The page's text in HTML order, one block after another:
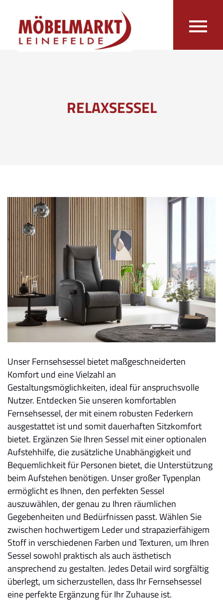
RELAXSESSEL
Unser Fernsehsessel bietet maßgeschneiderten
Komfort und eine Vielzahl an
Gestaltungsmöglichkeiten, ideal für anspruchsvolle
Nutzer. Entdecken Sie unseren komfortablen
Fernsehsessel, der mit einem robusten Federkern
ausgestattet ist und somit dauerhaften Sitzkomfort
bietet. Ergänzen Sie Ihren Sessel mit einer optionalen
Aufstehhilfe, die zusätzliche Unabhängigkeit und
Bequemlichkeit für Personen bietet, die Unterstützung
beim Aufstehen benötigen. Unser großer Typenplan
ermöglicht es Ihnen, den perfekten Sessel
auszuwählen, der genau zu Ihren räumlichen
Gegebenheiten und Bedürfnissen passt. Wählen Sie
zwischen hochwertigem Leder und strapazierfähigem
Stoff in verschiedenen Farben und Texturen, um Ihren
Sessel sowohl praktisch als auch ästhetisch
ansprechend zu gestalten. Jedes Detail wird sorgfältig
überlegt, um sicherzustellen, dass Ihr Fernsehsessel
eine perfekte Ergänzung für Ihr Zuhause ist.